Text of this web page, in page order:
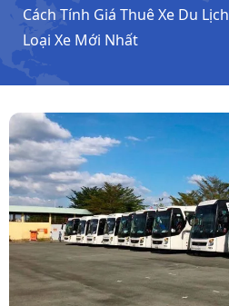
Cách Tính Giá Thuê Xe Du
Loại Xe Mới Nhất